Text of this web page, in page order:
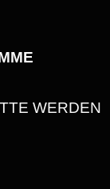
WERDEN